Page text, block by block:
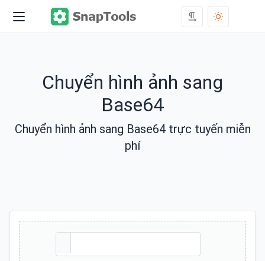
Chuyển hình ảnh sang
Base64
Chuyển hình ảnh sang Base64 trực tuyến miễn
phí